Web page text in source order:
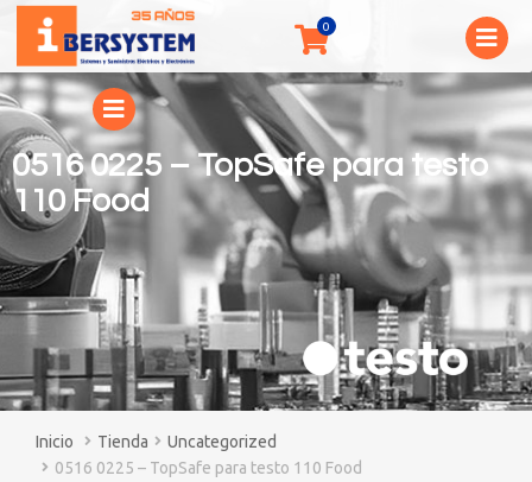
0516 0225 – TopSafe para testo
110 Food
You are here:
Tienda
Uncategorized
0516 0225 – TopSafe para testo 110 Food